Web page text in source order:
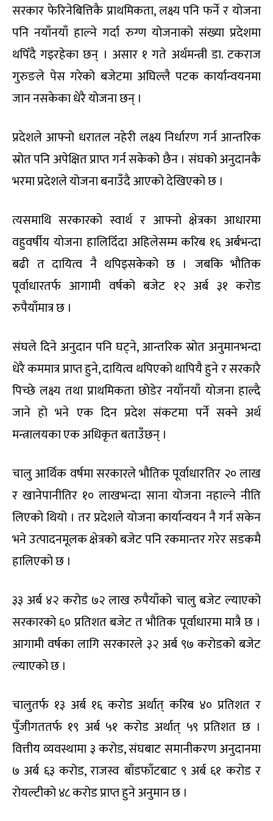
सरकार फेरिनेबित्तिकै प्राथमिकता, लक्ष्य पनि फर्ने र योजना
पनि नयाँनयाँ हाल्ने गर्दा रुग्ण योजनाको संख्या प्रदेशमा
थपिँदै गइरहेका छन् । असार १ गते अर्थमन्त्री डा. टकराज
गुरुङले पेस गरेको बजेटमा अघिल्लै पटक कार्यान्वयनमा
जान नसकेका धेरै योजना छन् ।
प्रदेशले आफ्नो धरातल नहेरी लक्ष्य निर्धारण गर्न आन्तरिक
स्रोत पनि अपेक्षित प्राप्त गर्न सकेको छैन । संघको अनुदानकै
भरमा प्रदेशले योजना बनाउँदै आएको देखिएको छ ।
त्यसमाथि सरकारको स्वार्थ र आफ्नो क्षेत्रका आधारमा
वहुवर्षीय योजना हालिदिँदा अहिलेसम्म करिब १६ अर्बभन्दा
बढी त दायित्व नै थपिइसकेको छ । जबकि भौतिक
पूर्वाधारतर्फ आगामी वर्षको बजेट १२ अर्ब ३१ करोड
रुपैयाँमात्र छ ।
संघले दिने अनुदान पनि घट्ने, आन्तरिक स्रोत अनुमानभन्दा
धेरै कममात्र प्राप्त हुने, दायित्व थपिएको थापियै हुने र सरकारै
पिच्छे लक्ष्य तथा प्राथमिकता छोडेर नयाँनयाँ योजना हाल्दै
जाने हो भने एक दिन प्रदेश संकटमा पर्ने सक्ने अर्थ
मन्त्रालयका एक अधिकृत बताउँछन् ।
चालु आर्थिक वर्षमा सरकारले भौतिक पूर्वाधारतिर २० लाख
र खानेपानीतिर १० लाखभन्दा साना योजना नहाल्ने नीति
लिएको थियो । तर प्रदेशले योजना कार्यान्वयन नै गर्न सकेन
भने उत्पादनमूलक क्षेत्रको बजेट पनि रकमान्तर गरेर सडकमै
हालिएको छ ।
३३ अर्ब ४२ करोड ७२ लाख रुपैयाँको चालु बजेट ल्याएको
सरकारको ६० प्रतिशत बजेट त भौतिक पूर्वाधारमा मात्रै छ ।
आगामी वर्षका लागि सरकारले ३२ अर्ब ९७ करोडको बजेट
ल्याएको छ ।
चालुतर्फ १३ अर्ब १६ करोड अर्थात् करिब ४० प्रतिशत र
पुँजीगततर्फ १९ अर्ब ५१ करोड अर्थात् ५९ प्रतिशत छ ।
वित्तीय व्यवस्थामा ३ करोड, संघबाट समानीकरण अनुदानमा
७ अर्ब ६३ करोड, राजस्व बाँडफाँटबाट ९ अर्ब ६१ करोड र
रोयल्टीको ४८ करोड प्राप्त हुने अनुमान छ ।